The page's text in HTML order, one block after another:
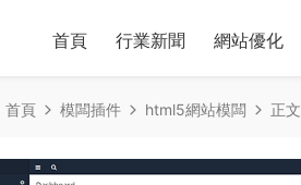
首頁 行業新聞 網站優化
首頁 模闆插件 html5網站模闆 正文